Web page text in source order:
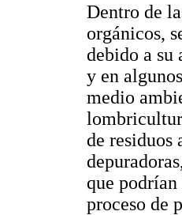
Dentro de
orgánicos,
debido a su
y en
medio
de residuos
que podrían
proceso de